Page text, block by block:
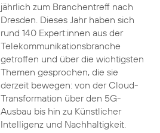
jährlich zum Branchentreff nach
Dresden. Dieses Jahr haben sich
rund 140 Expert:innen aus der
Telekommunikationsbranche
getroffen und über die wichtigsten
Themen gesprochen, die sie
derzeit bewegen: von der Cloud-
Transformation über den 5G-
Ausbau bis hin zu Künstlicher
Intelligenz und Nachhaltigkeit.